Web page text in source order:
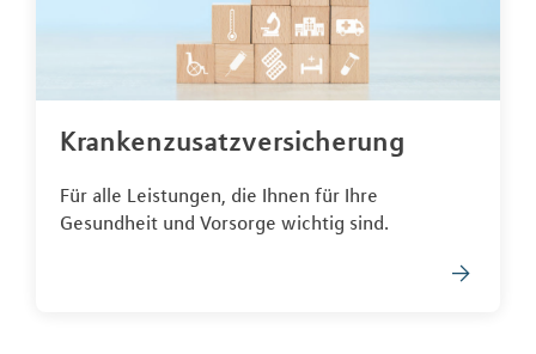
Krankenzusatzversicherung
Für alle Leistungen, die Ihnen für Ihre
Gesundheit und Vorsorge wichtig sind.